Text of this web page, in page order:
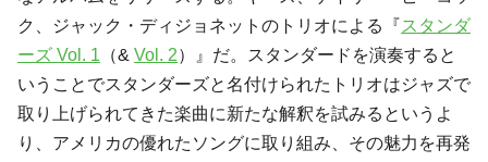
ク、ジャック・ディジョネットのトリオによる『スタンダ
ーズ Vol. 1 （& Vol. 2）』だ。スタンダードを演奏すると
いうことでスタンダーズと名付けられたトリオはジャズで
取り上げられてきた楽曲に新たな解釈を試みるというよ
り、アメリカの優れたソングに取り組み、その魅力を再発